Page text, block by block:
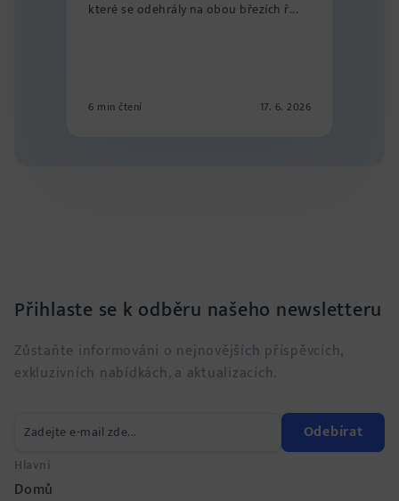
které se odehrály na obou březích ř...
6 min čtení 17. 6. 2026
Hlavní
Domů
Přihlaste se k odběru našeho newsletteru
Zůstaňte informováni o nejnovějších příspěvcích,
exkluzivních nabídkách, a aktualizacích.
Odebírat